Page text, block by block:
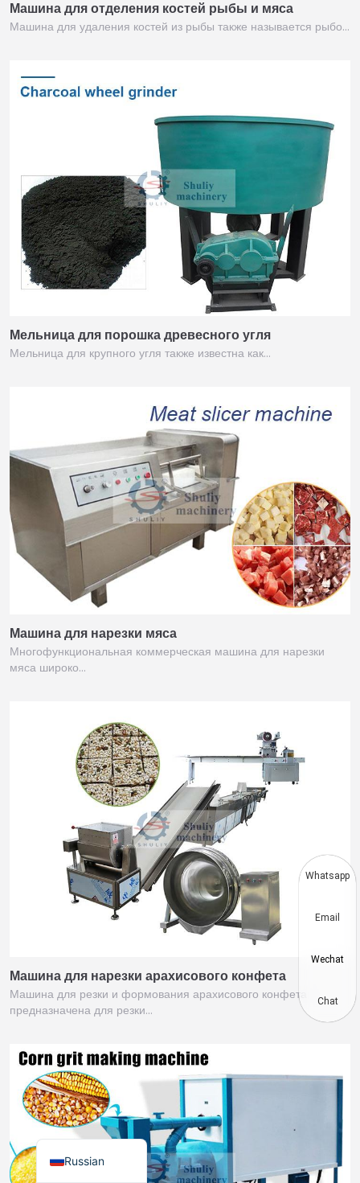
Машина для отделения костей рыбы и мяса
Машина для удаления костей из рыбы также называется рыбо…
Мельница для порошка древесного угля
Мельница для крупного угля также известна как…
Машина для нарезки мяса
Многофункциональная коммерческая машина для нарезки
мяса широко…
Машина для нарезки арахисового конфета
Машина для резки и формования арахисового конфета
предназначена для резки…
Russian
English
Arabic
French
German
Spanish
Chinese
Japanese
Vietnamese
Thai
Turkish
Swahili
Urdu
Whatsapp
Email
Wechat
Chat